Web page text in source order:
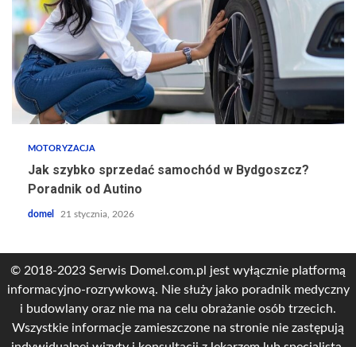
MOTORYZACJA
Jak szybko sprzedać samochód w Bydgoszcz?
Poradnik od Autino
domel 21 stycznia, 2026
© 2018-2023 Serwis Domel.com.pl jest wyłącznie platformą
informacyjno-rozrywkową. Nie służy jako poradnik medyczny
i budowlany oraz nie ma na celu obrażanie osób trzecich.
Wszystkie informacje zamieszczone na stronie nie zastępują